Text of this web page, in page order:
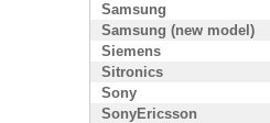
Samsung
Samsung (new model)
Siemens
Sitronics
Sony
SonyEricsson